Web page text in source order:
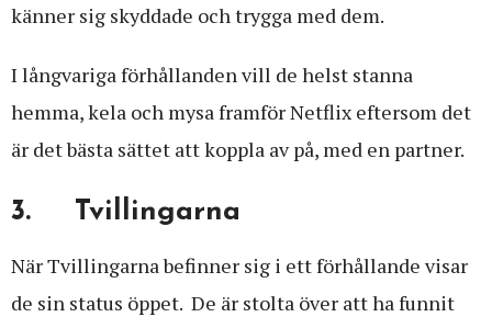
känner sig skyddade och trygga med dem.
I långvariga förhållanden vill de helst stanna
hemma, kela och mysa framför Netflix eftersom det
är det bästa sättet att koppla av på, med en partner.
3. Tvillingarna
När Tvillingarna befinner sig i ett förhållande visar
de sin status öppet. De är stolta över att ha funnit